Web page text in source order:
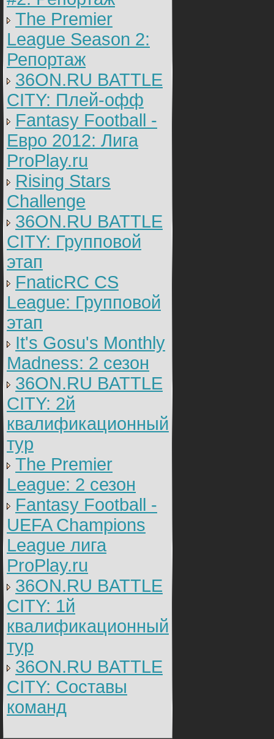
The Premier
League Season 2:
Репортаж
36ON.RU BATTLE
CITY: Плей-офф
Fantasy Football -
Евро 2012: Лига
ProPlay.ru
Rising Stars
Challenge
36ON.RU BATTLE
CITY: Групповой
этап
FnaticRC CS
League: Групповой
этап
It's Gosu's Monthly
Madness: 2 сезон
36ON.RU BATTLE
CITY: 2й
квалификационный
тур
The Premier
League: 2 cезон
Fantasy Football -
UEFA Champions
League лига
ProPlay.ru
36ON.RU BATTLE
CITY: 1й
квалификационный
тур
36ON.RU BATTLE
CITY: Составы
команд